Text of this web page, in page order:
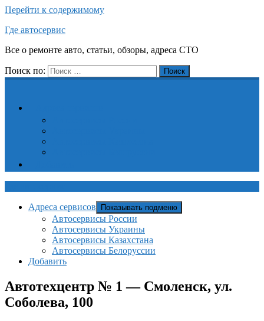
Перейти к содержимому
Где автосервис
Все о ремонте авто, статьи, обзоры, адреса СТО
Поиск по: Поиск
Адреса сервисов Показывать подменю
Автосервисы России
Автосервисы Украины
Автосервисы Казахстана
Автосервисы Белоруссии
Добавить
Автотехцентр № 1 — Смоленск, ул.
Соболева, 100